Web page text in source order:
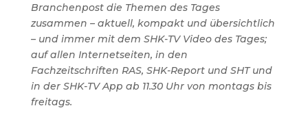
Branchenpost die Themen des Tages
zusammen – aktuell, kompakt und übersichtlich
– und immer mit dem SHK-TV Video des Tages;
auf allen Internetseiten, in den
Fachzeitschriften RAS, SHK-Report und SHT und
in der SHK-TV App ab 11.30 Uhr von montags bis
freitags.